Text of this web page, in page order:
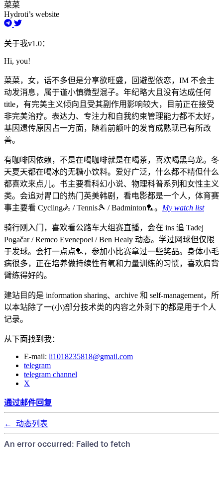
菜菜
Hydroti’s website
关于我v1.0：
Hi, you!
菜菜，女，话不多但是分享欲旺盛，回避型依恋，IM 不会主
动发消息，属于谨小慎微型混子。年纪略大且没有达成任何
title，有完美主义倾向且受其副作用影响较大，目前正在接受
非完美治疗。表达力、专注力和自我约束管理能力都不太好，
基因遗传原因占一方面，随着前额叶的发育成熟现已有所改
善。
有咖啡因依赖，不是在喝咖啡就是在喝茶，喜欢喝黑乌龙。冬
天夏天都在喝冰的无糖小饮料。爱好广泛，什么都不精但什么
都喜欢来点儿。书主要看科幻小说、物理科普系列和女性主义
类。会追对胃口的热门英美韩剧，看电影都是一个人，体育赛
事主要看 Cycling🚴 / Tennis🎾 / Badminton🏸。 My watch list
骑行刚入门，喜欢看公路车大组赛直播，会在 ins 追 Tadej
Pogačar / Remco Evenepoel / Ben Healy 动态。学过网球但仅限
于发球。会打一点点🏸，参加小比赛拿过一些奖品。身体小毛
病很多，正在培养做持续性有氧和力量训练的习惯，喜欢肩背
臂练得好的。
建站目的是 information sharing、archive 和 self-management，所
以本站除了一(小)部分技术类的内容之外剩下的都是用于个人
记录。
从下面找到我：
E-mail: li1018235818@gmail.com
telegram
telegram channel
X
通过邮件回复
← 动态列表